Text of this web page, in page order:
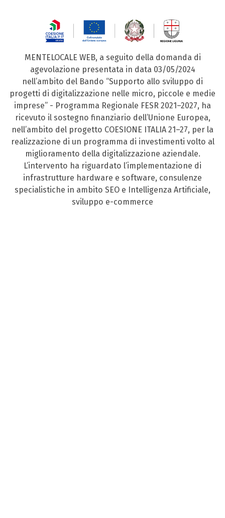
MENTELOCALE WEB, a seguito della domanda di
agevolazione presentata in data 03/05/2024
nell’ambito del Bando “Supporto allo sviluppo di
progetti di digitalizzazione nelle micro, piccole e medie
imprese” - Programma Regionale FESR 2021–2027, ha
ricevuto il sostegno finanziario dell’Unione Europea,
nell’ambito del progetto COESIONE ITALIA 21–27, per la
realizzazione di un programma di investimenti volto al
miglioramento della digitalizzazione aziendale.
L’intervento ha riguardato l’implementazione di
infrastrutture hardware e software, consulenze
specialistiche in ambito SEO e Intelligenza Artificiale,
sviluppo e-commerce